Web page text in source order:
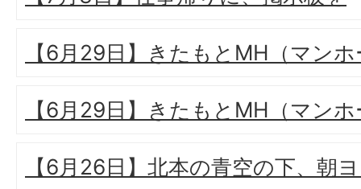
【6月29日】きたもとMH（マン
【6月29日】きたもとMH（マン
【6月26日】北本の青空の下、朝